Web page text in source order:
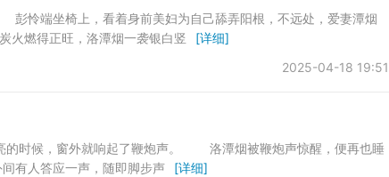
坐椅上，看着身前美妇为自己舔弄阳根，不远处，爱妻潭烟
燃得正旺，洛潭烟一袭银白竖
[详细]
2025-04-18 19:51
候，窗外就响起了鞭炮声。 洛潭烟被鞭炮声惊醒，便再也睡
有人答应一声，随即脚步声
[详细]